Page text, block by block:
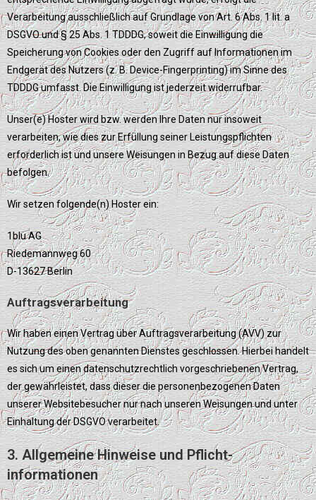
Verarbeitung ausschließlich auf Grundlage von Art. 6 Abs. 1 lit. a
DSGVO und § 25 Abs. 1 TDDDG, soweit die Einwilligung die
Speicherung von Cookies oder den Zugriff auf Informationen im
Endgerät des Nutzers (z. B. Device-Fingerprinting) im Sinne des
TDDDG umfasst. Die Einwilligung ist jederzeit widerrufbar.
Unser(e) Hoster wird bzw. werden Ihre Daten nur insoweit
verarbeiten, wie dies zur Erfüllung seiner Leistungspflichten
erforderlich ist und unsere Weisungen in Bezug auf diese Daten
befolgen.
Wir setzen folgende(n) Hoster ein:
1blu AG
Riedemannweg 60
D-13627 Berlin
Auftragsverarbeitung
Wir haben einen Vertrag über Auftragsverarbeitung (AVV) zur
Nutzung des oben genannten Dienstes geschlossen. Hierbei handelt
es sich um einen datenschutzrechtlich vorgeschriebenen Vertrag,
der gewährleistet, dass dieser die personenbezogenen Daten
unserer Websitebesucher nur nach unseren Weisungen und unter
Einhaltung der DSGVO verarbeitet.
3. Allgemeine Hinweise und Pflicht­
informationen